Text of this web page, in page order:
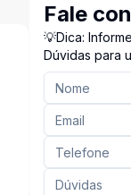
Fale
💡Dica:
Dúvidas para